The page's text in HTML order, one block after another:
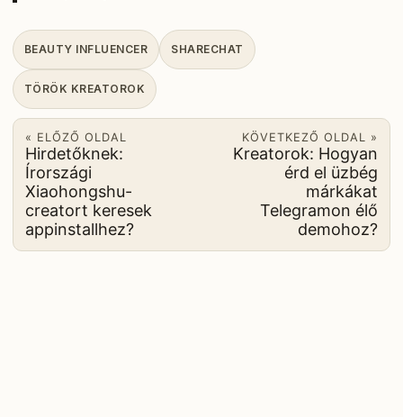
BEAUTY INFLUENCER SHARECHAT
TÖRÖK KREATOROK
« ELŐZŐ OLDAL
Hirdetőknek:
Írországi
Xiaohongshu-
creatort keresek
appinstallhez?
KÖVETKEZŐ OLDAL »
Kreatorok: Hogyan
érd el üzbég
márkákat
Telegramon élő
demohoz?